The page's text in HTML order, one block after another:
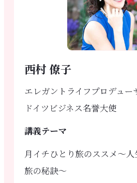
西村 僚子
エレガントライフプロデュー
ドイツビジネス名誉大使
講義テーマ
月イチひとり旅のススメ〜
旅の秘訣〜